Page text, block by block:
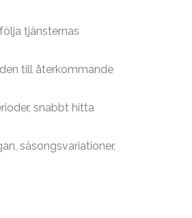
tjänsternas
till återkommande
snabbt hitta
säsongsvariationer,